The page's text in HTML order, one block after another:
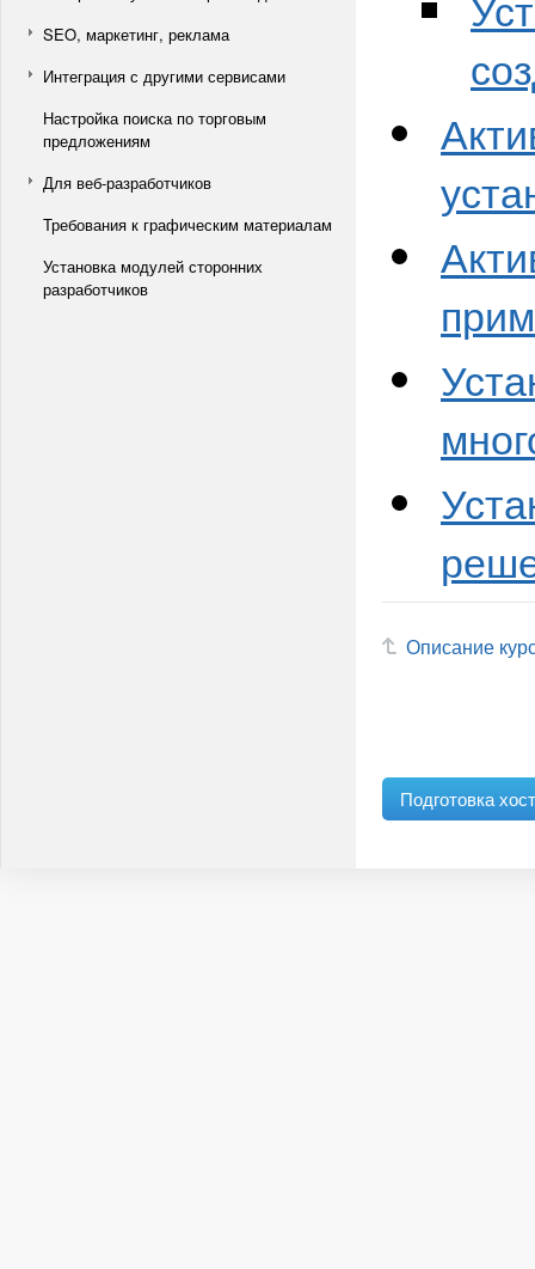
SEO, маркетинг, реклама
Интеграция с другими сервисами
Настройка поиска по торговым
предложениям
Для веб-разработчиков
Требования к графическим материалам
Установка модулей сторонних
разработчиков
Описание
Подготовка